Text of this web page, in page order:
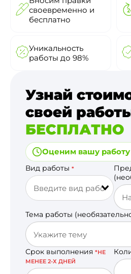
своевременно и
бесплатно
Уникальность
работы до 98%
Узнай
своей
БЕСПЛАТНО
Оценим вашу работу
Вид работы *
Тема работы
Срок выполнения *НЕ
МЕНЕЕ 2-Х ДНЕЙ